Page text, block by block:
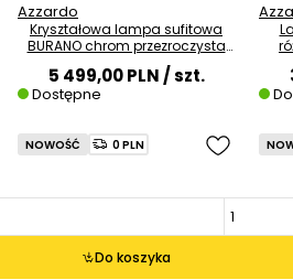
Azzardo
Kryształowa lampa sufitowa
BURANO chrom przezroczysta
AZ6909 1xE14
5 499,00 PLN/ szt.
Dostępne
Do koszyka
NOWOŚĆ 0 PLN